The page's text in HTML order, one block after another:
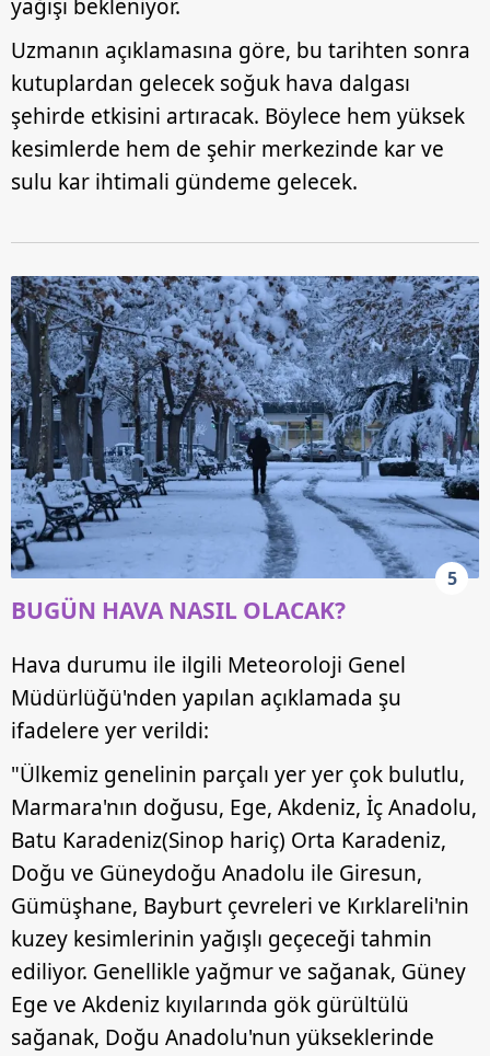
için Ayarlar butonuna tıklayabilir,
6698 sayılı Kişisel Verilerin Korunması Kanunu uyarınca
hazırlanmış Aydınlatma Metnimizi okumak ve sitemizde
ilgili mevzuata uygun olarak kullanılan çerezlerle ilgili bilgi
almak için lütfentıklayınız.
yağışı bekleniyor.
Uzmanın açıklamasına göre, bu tarihten sonra
kutuplardan gelecek soğuk hava dalgası
şehirde etkisini artıracak. Böylece hem yüksek
kesimlerde hem de şehir merkezinde kar ve
sulu kar ihtimali gündeme gelecek.
5
BUGÜN HAVA NASIL OLACAK?
Hava durumu ile ilgili Meteoroloji Genel
Müdürlüğü'nden yapılan açıklamada şu
ifadelere yer verildi:
"Ülkemiz genelinin parçalı yer yer çok bulutlu,
Marmara'nın doğusu, Ege, Akdeniz, İç Anadolu,
Batu Karadeniz(Sinop hariç) Orta Karadeniz,
Doğu ve Güneydoğu Anadolu ile Giresun,
Gümüşhane, Bayburt çevreleri ve Kırklareli'nin
kuzey kesimlerinin yağışlı geçeceği tahmin
ediliyor. Genellikle yağmur ve sağanak, Güney
Ege ve Akdeniz kıyılarında gök gürültülü
sağanak, Doğu Anadolu'nun yükseklerinde